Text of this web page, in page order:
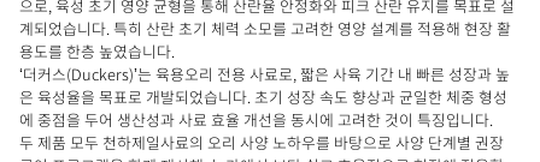
으로, 육성 초기 영양 균형을 통해 산란율 안정화와 피크 산란 유지를 목표로 설
계되었습니다. 특히 산란 초기 체력 소모를 고려한 영양 설계를 적용해 현장 활
용도를 한층 높였습니다.
‘더커스(Duckers)’는 육용오리 전용 사료로, 짧은 사육 기간 내 빠른 성장과 높
은 육성율을 목표로 개발되었습니다. 초기 성장 속도 향상과 균일한 체중 형성
에 중점을 두어 생산성과 사료 효율 개선을 동시에 고려한 것이 특징입니다.
두 제품 모두 천하제일사료의 오리 사양 노하우를 바탕으로 사양 단계별 권장